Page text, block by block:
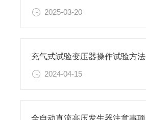
2025-03-20
充气式试验变压器操作试验方法
2024-04-15